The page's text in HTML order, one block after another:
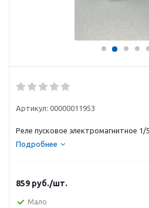
Артикул: 00000011953
Реле пусковое электромагнитное
Подробнее
859 руб./шт.
Мало